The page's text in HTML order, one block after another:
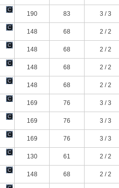
190 83 3 / 3
148 68 2 / 2
148 68 2 / 2
148 68 2 / 2
148 68 2 / 2
169 76 3 / 3
169 76 3 / 3
169 76 3 / 3
130 61 2 / 2
148 68 2 / 2